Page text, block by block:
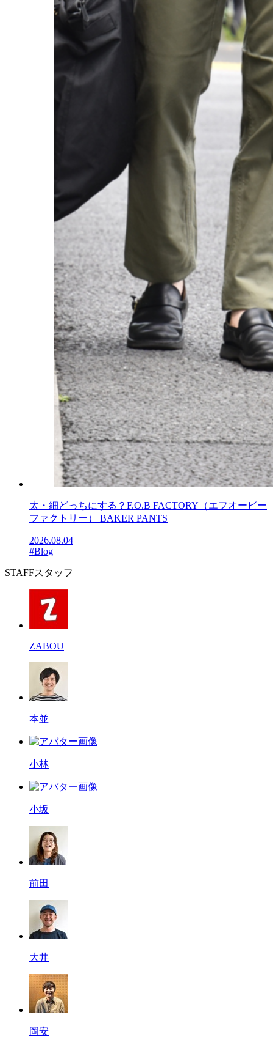
太・細どっちにする？F.O.B FACTORY（エフオービー
ファクトリー） BAKER PANTS
2026.08.04
#Blog
STAFFスタッフ
ZABOU
本並
小林
小坂
前田
大井
岡安